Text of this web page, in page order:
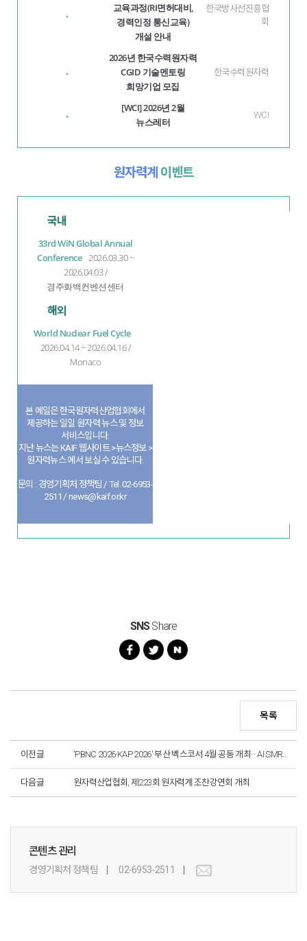
·
교육과정(RI면허대비,
경력인정 통신교육)
개설 안내
한국방사선진흥협
회
·
2026년 한국수력원자력
CGID 기술멘토링
희망기업 모집
한국수력원자력
·
[WCI] 2026년 2월
뉴스레터
WCI
원자력계 이벤트
국내
33rd WiN Global Annual
Conference 2026.03.30 ~
2026.04.03 /
경주화백컨벤션센터
해외
World Nuclear Fuel Cycle
2026.04.14 ~ 2026.04.16 /
Monaco
본 메일은 한국원자력산업협회에서
제공하는 일일 원자력 뉴스 및 정보
서비스입니다.
지난 뉴스는 KAIF 웹사이트 >뉴스정보 >
원자력뉴스 에서 보실 수 있습니다.
문의 : 경영기획처 정책팀 / Tel. 02-6953-
2511 / news@kaif.or.kr
SNSShare
목록
이전글
다음글 원자력산업협회, 제223회 원자력계 조찬강연회 개최
콘텐츠 관리
경영기획처 정책팀 02-6953-2511